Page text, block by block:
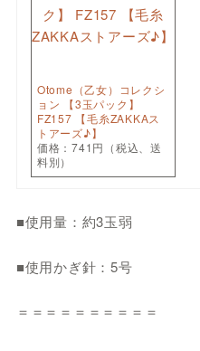
Otome（乙女）コレクシ
ョン 【3玉パック】
FZ157 【毛糸ZAKKAス
トアーズ♪】
価格：741円（税込、送
料別）
■使用量：約3玉弱
■使用かぎ針：5号
＝＝＝＝＝＝＝＝＝＝